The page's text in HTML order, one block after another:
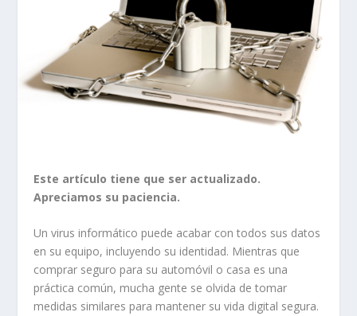
Este artículo tiene que ser actualizado.
Apreciamos su paciencia.
Un virus informático puede acabar con todos sus datos
en su equipo, incluyendo su identidad. Mientras que
comprar seguro para su automóvil o casa es una
práctica común, mucha gente se olvida de tomar
medidas similares para mantener su vida digital segura.